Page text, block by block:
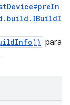
para